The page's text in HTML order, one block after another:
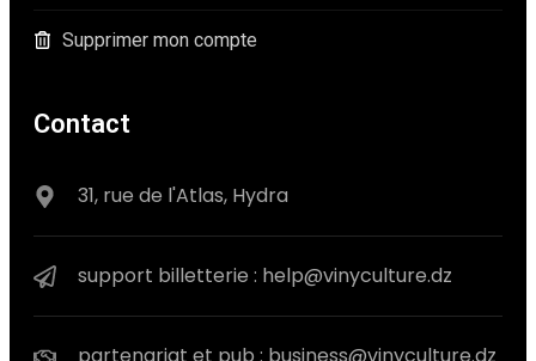
Supprimer mon compte
Contact
31, rue de l'Atlas, Hydra
support billetterie : help@vinyculture.dz